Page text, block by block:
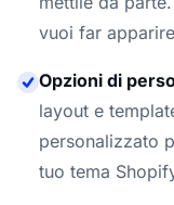
vuoi far
Opzioni di
layout e
personalizzato
tuo tema